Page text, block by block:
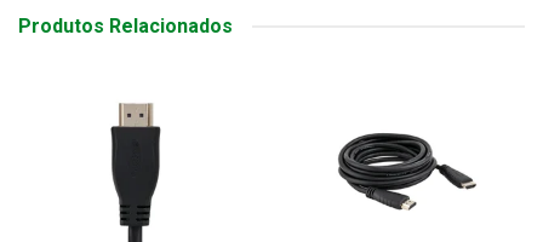
Produtos Relacionados